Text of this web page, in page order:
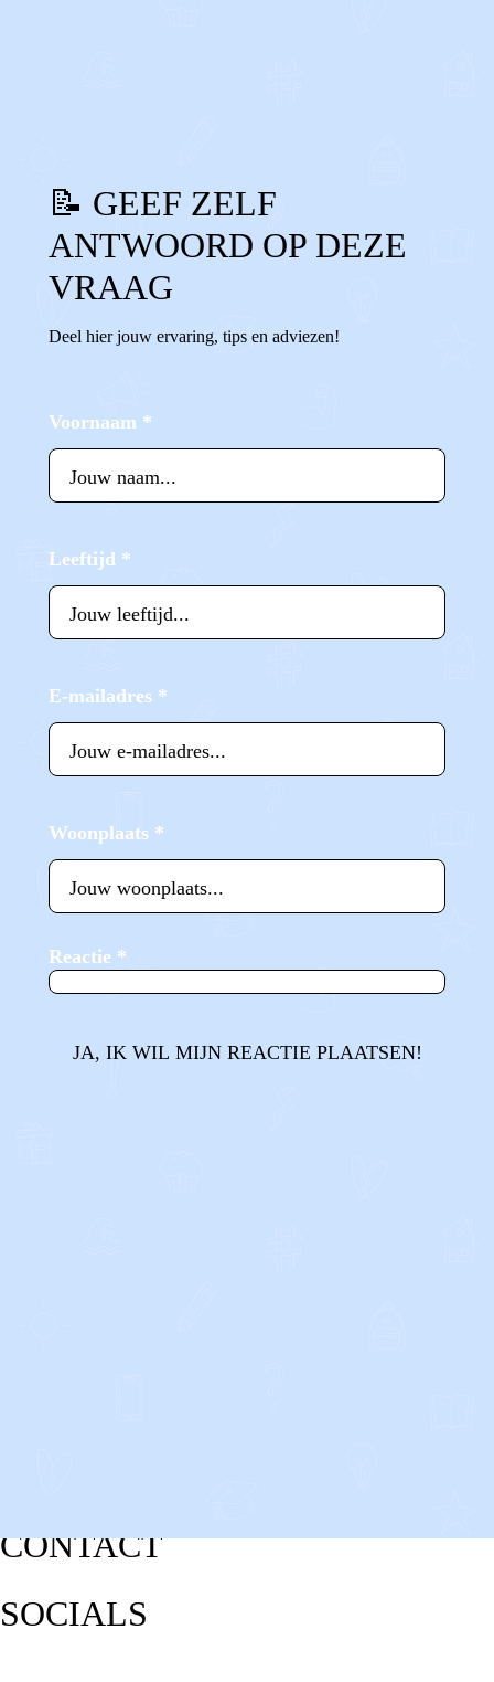
📝 GEEF ZELF
ANTWOORD OP DEZE
VRAAG
Deel hier jouw ervaring, tips en adviezen!
Voornaam *
Leeftijd *
E-mailadres *
Woonplaats *
Reactie *
JA, IK WIL MIJN REACTIE PLAATSEN!
CONTACT
SOCIALS